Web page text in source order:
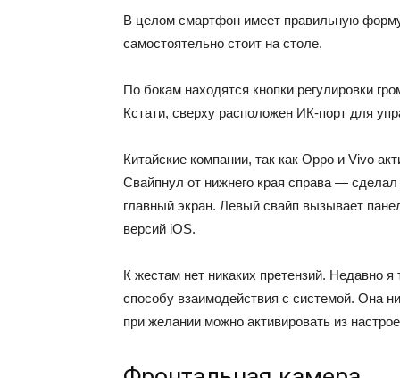
В целом смартфон имеет правильную
самостоятельно стоит на столе.
По бокам находятся кнопки регулировки
Кстати, сверху расположен ИК-порт для
Китайские компании, так как Oppo и Vivo
Свайпнул от нижнего края справа —
главный экран. Левый свайп вызывает
версий iOS.
К жестам нет никаких претензий. Недавно
способу взаимодействия с системой. Она
при желании можно активировать из